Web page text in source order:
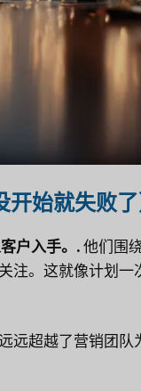
始就失败了
户入手。. 他们围
注。这就像计划
远超越了营销团